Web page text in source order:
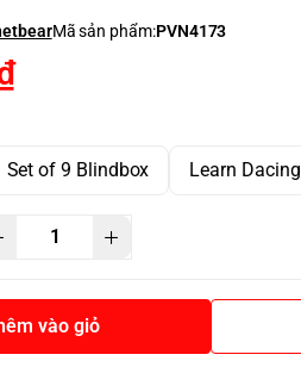
Mã sản phẩm:PVN4173
Set of 9 Blindbox Learn Dacing
vào giỏ